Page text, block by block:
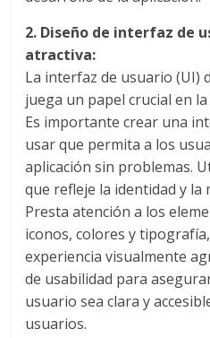
Revista
iBlue
Marketing
Magazine
de
Publicidad,
Mercadeo
Medios
de
Agencia
Blue
2. Diseño de interfaz de
atractiva:
La interfaz de usuario (UI)
juega un papel crucial en
Es importante crear una
usar que permita a los
aplicación sin problemas.
que refleje la identidad y la
Presta atención a los
iconos, colores y
experiencia visualmente
de usabilidad para
usuario sea clara y
usuarios.